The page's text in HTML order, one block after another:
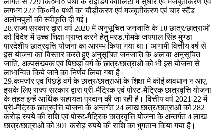
लगभग 227 कि०मी० पथों का चौड़ीकरण एवं मजबूतीकरण एवं चार स्टैंड
अलोनपुलों की स्वीकृति दी गई।
28.राज्य सरकार द्वारा वर्ष 2020 में अनुसूचित जनजाति के 10 छात्र/छात्राओं
को विदेश में उच्च शिक्षा प्राप्त करने हेतु मरड.गोमके जयपाल सिंह मुण्डा
पारदेशीय छात्रवृत्ति योजना का आरम्भ किया गया था। आगामी वित्तीय वर्ष से
इस योजना का विस्तार करते हुए अनुसूचित जनजाति के अलावा अनुसूचित
जाति, अल्पसंख्यक एवं पिछड़ा वर्ग के छात्र/छात्राओं को भी इस योजना से
लाभान्वित किये जाने का निर्णय लिया गया है।
29.कमजोर एवं पिछड़े वर्ग के छात्र/छात्राओं के शिक्षा में कोई व्यवधान न आए,
इसके लिए राज्य सरकार द्वारा प्री-मैट्रिक एवं पोस्ट-मैट्रिक छात्रवृत्ति योजना
के तहत इन्हें आर्थिक सहायता प्रदान की जा रही है। वित्तीय वर्ष 2021-22 में
प्री-मैट्रिक छात्रवृत्ति योजना के अन्तर्गत 24 लाख छात्र/छात्राओं को 282
करोड़ रुपये की राशि एवं पोस्ट-मैट्रिक छात्रवृत्ति योजना के अन्तर्गत 4 लाख
छात्र/छात्राओं को 301 करोड़ रुपये की राशि का भुगतान किया गया है।